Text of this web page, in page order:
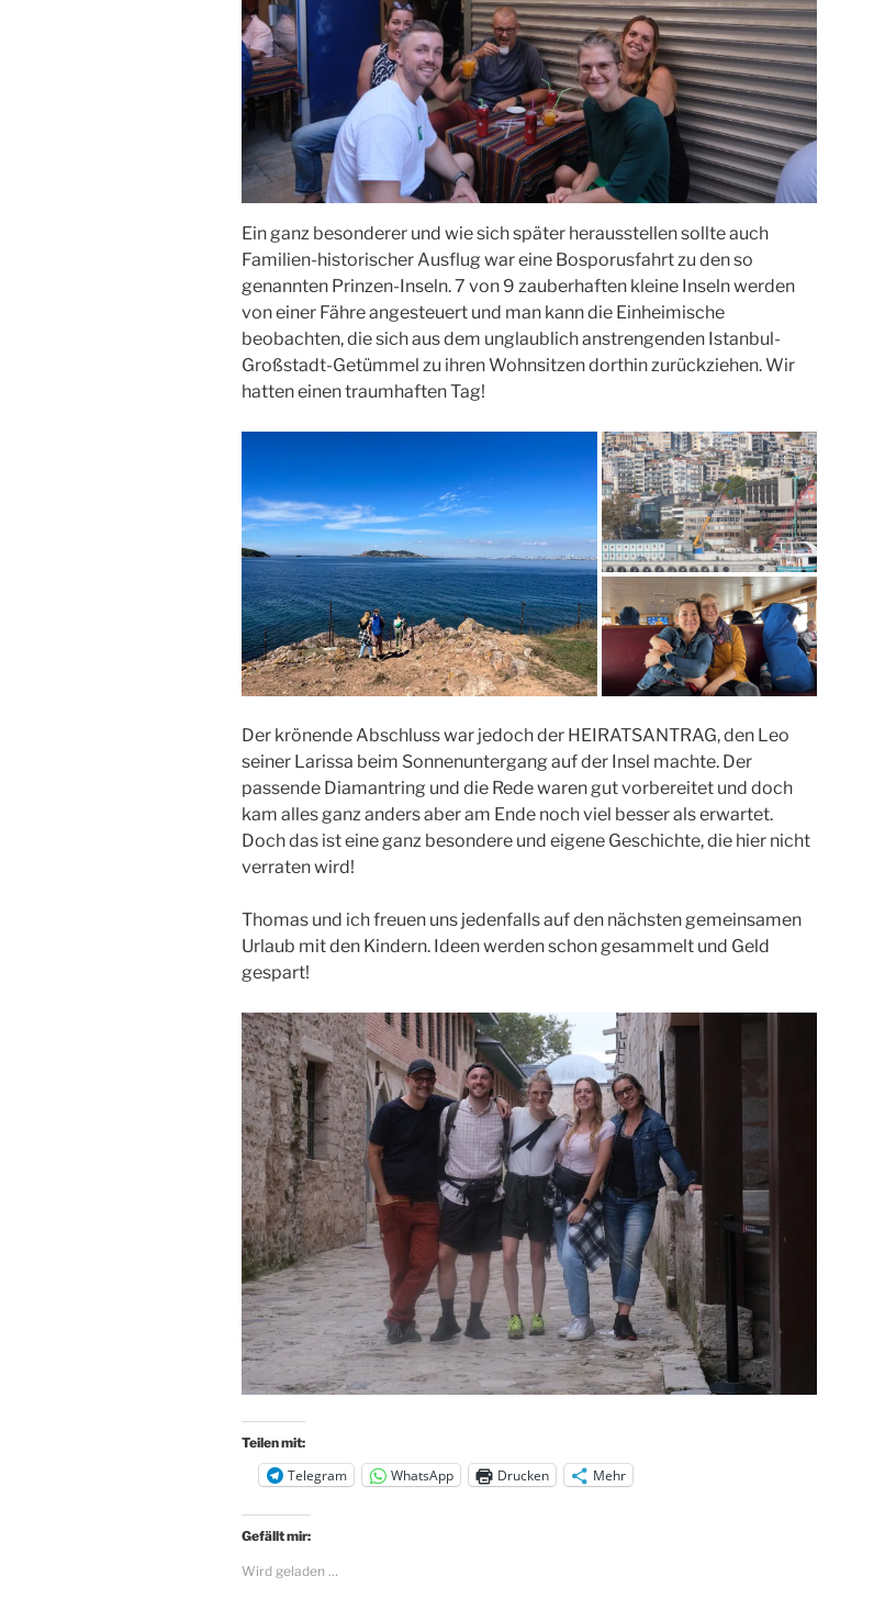
Ein ganz besonderer und wie sich später herausstellen sollte auch
Familien-historischer Ausflug war eine Bosporusfahrt zu den so
genannten Prinzen-Inseln. 7 von 9 zauberhaften kleine Inseln werden
von einer Fähre angesteuert und man kann die Einheimische
beobachten, die sich aus dem unglaublich anstrengenden Istanbul-
Großstadt-Getümmel zu ihren Wohnsitzen dorthin zurückziehen. Wir
hatten einen traumhaften Tag!
Der krönende Abschluss war jedoch der HEIRATSANTRAG, den Leo
seiner Larissa beim Sonnenuntergang auf der Insel machte. Der
passende Diamantring und die Rede waren gut vorbereitet und doch
kam alles ganz anders aber am Ende noch viel besser als erwartet.
Doch das ist eine ganz besondere und eigene Geschichte, die hier nicht
verraten wird!
Thomas und ich freuen uns jedenfalls auf den nächsten gemeinsamen
Urlaub mit den Kindern. Ideen werden schon gesammelt und Geld
gespart!
Teilen mit:
Telegram WhatsApp Drucken Mehr
Gefällt mir:
Wird geladen …